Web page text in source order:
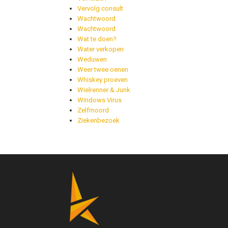
Vervolg consult
Wachtwoord
Wachtwoord
Wat te doen?
Water verkopen
Weduwen
Weer twee oenen
Whiskey proeven
Wielrenner & Junk
Windows Virus
Zelfmoord
Ziekenbezoek